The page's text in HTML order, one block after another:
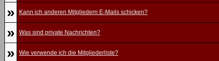
» Kann ich anderen Mitgliedern E-Mails schicken?
» Was sind private Nachrichten?
» Wie verwende ich die Mitgliederliste?